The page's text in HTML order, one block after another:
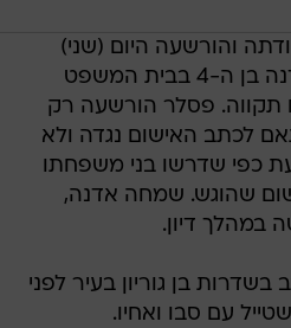
והורשעה היום (שני)
בהפקרתו של רפאל אדנה בן ה-4 בבית המשפט
תקווה. פסלר הורשעה רק
לכתב האישום נגדה ולא
כפי שדרשו בני משפחתו
שהוגש. שמחה אדנה,
במהלך דיון.
מרכב בשדרות בן גוריון בעיר לפני
עם סבו ואחיו.